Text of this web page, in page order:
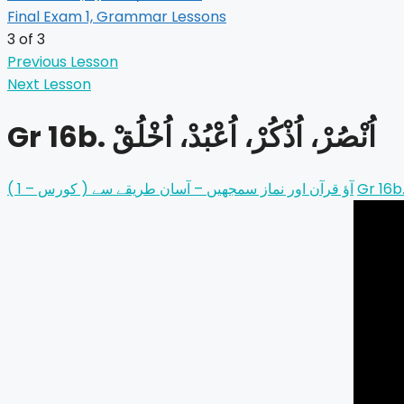
Final Exam 1, Grammar Lessons
3 of 3
Previous Lesson
Next Lesson
Gr 16b. اُنْصُرْ، اُذْكُرْ، اُعْبُدْ، اُخْلُقْ
آؤ قرآن اور نماز سمجھيں – آسان طريقے سے ( کورس – 1 )